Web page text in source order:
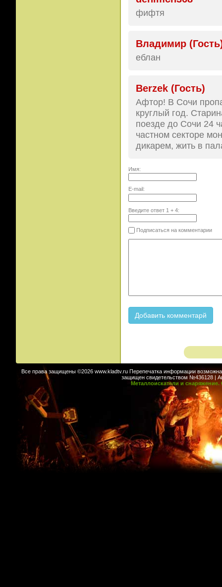
фифтя
Владимир
еблан
Berzek (Гость)
Афтор! В Сочи
круглый год.
поезде до Сочи 24
частном секторе
дикарем, жить в
Имя:
E-mail:
Введите ответ 1 + 4:
Подписаться на комментарии
Все права защищены ©2026 www.kladtv.ru Перепечатка информации возможна
защищен свидетельством №436128 |
Металлоискатели и